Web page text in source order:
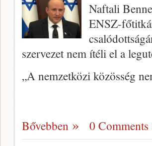
Naftali
ENSZ-
szervezet nem ítéli el a
„A nemzetközi közösség
Bővebben 0 Comments